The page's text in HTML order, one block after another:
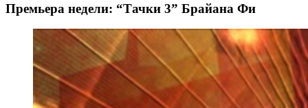
Премьера недели: “Тачки 3” Брайана Фи